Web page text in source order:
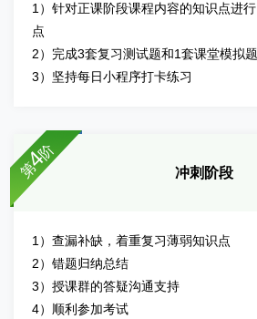
1）针对正课阶段课程内容的知识点进
点
2）完成3套复习测试题和1套课堂模拟题
3）坚持每日小程序打卡练习
冲刺阶段
1）查漏补缺，着重复习薄弱知识点
2）错题归纳总结
3）授课群的答疑沟通支持
4）顺利参加考试
第
4阶